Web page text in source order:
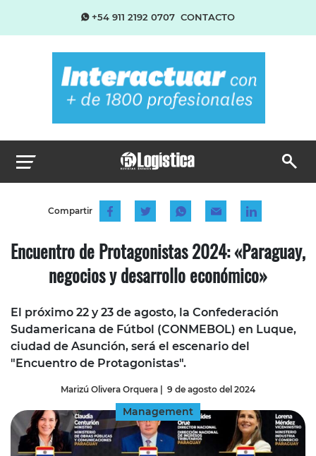
+54 911 2192 0707 CONTACTO
Compartir
Encuentro de Protagonistas 2024: «Paraguay,
negocios y desarrollo económico»
El próximo 22 y 23 de agosto, la Confederación
Sudamericana de Fútbol (CONMEBOL) en Luque,
ciudad de Asunción, será el escenario del
"Encuentro de Protagonistas".
Marizú Olivera Orquera | 9 de agosto del 2024
Management